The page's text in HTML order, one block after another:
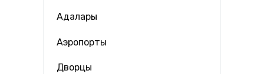
Адалары
Аэропорты
Дворцы